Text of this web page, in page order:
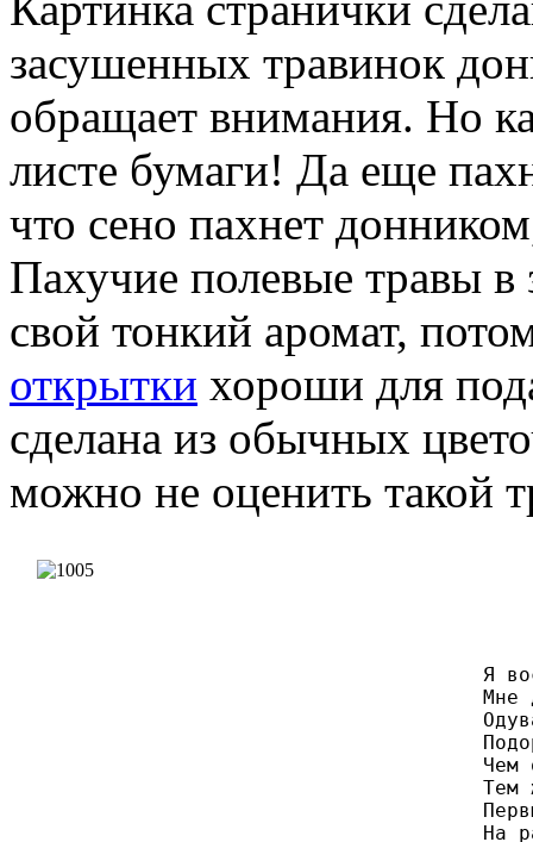
засушенных травинок
обращает внимания. Но
листе бумаги! Да еще
что сено пахнет
Пахучие полевые травы в
свой тонкий аромат,
открытки хороши для
сделана из обычных
можно не оценить такой
Я
Мне
Чем
Тем
На